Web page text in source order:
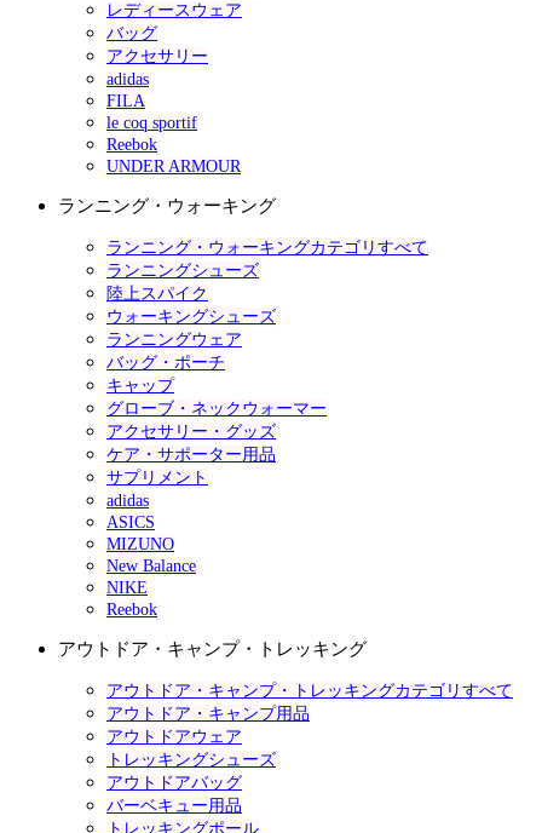
レディースウェア
バッグ
アクセサリー
adidas
FILA
le coq sportif
Reebok
UNDER ARMOUR
ランニング・ウォーキング
ランニング・ウォーキングカテゴリすべて
ランニングシューズ
陸上スパイク
ウォーキングシューズ
ランニングウェア
バッグ・ポーチ
キャップ
グローブ・ネックウォーマー
アクセサリー・グッズ
ケア・サポーター用品
サプリメント
adidas
ASICS
MIZUNO
New Balance
NIKE
Reebok
アウトドア・キャンプ・トレッキング
アウトドア・キャンプ・トレッキングカテゴリすべて
アウトドア・キャンプ用品
アウトドアウェア
トレッキングシューズ
アウトドアバッグ
バーベキュー用品
トレッキングポール